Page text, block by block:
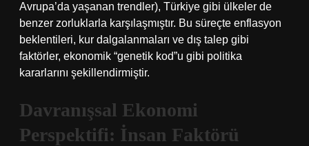
Avrupa’da yaşanan trendler), Türkiye gibi ülkeler de
benzer zorluklarla karşılaşmıştır. Bu süreçte enflasyon
beklentileri, kur dalgalanmaları ve dış talep gibi
faktörler, ekonomik “genetik kod”u gibi politika
kararlarını şekillendirmiştir.
Davranışsal Ekonomi
Perspektifi: İnsan Faktörü